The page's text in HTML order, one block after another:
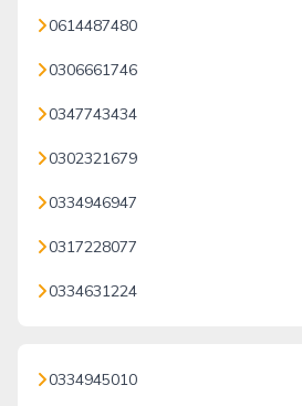
0614487480
0306661746
0347743434
0302321679
0334946947
0317228077
0334631224
0334945010